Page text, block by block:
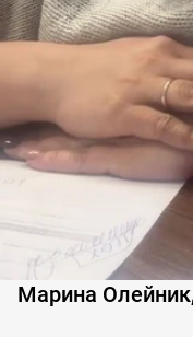
Марина